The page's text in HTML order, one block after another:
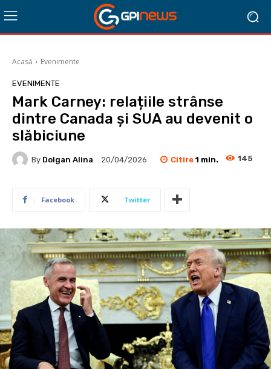
Acasă Evenimente
EVENIMENTE
Mark Carney: relațiile strânse
dintre Canada și SUA au devenit o
slăbiciune
By Dolgan Alina 20/04/2026 Citire 1 min. 145
Facebook Twitter